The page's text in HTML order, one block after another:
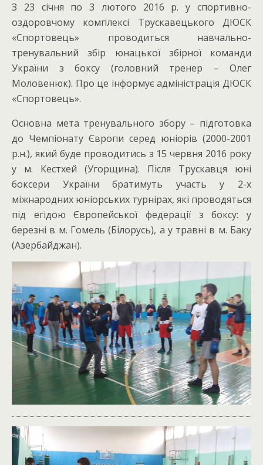
З 23 січня по 3 лютого 2016 р. у спортивно-
оздоровчому комплексі Трускавецького ДЮСК
«Спортовець» проводиться навчально-
тренувальний збір юнацької збірної команди
України з боксу (головний тренер – Олег
Моловенюк). Про це інформує адміністрація ДЮСК
«Спортовець».
Основна мета тренувального збору – підготовка
до Чемпіонату Європи серед юніорів (2000-2001
р.н.), який буде проводитись з 15 червня 2016 року
у м. Кестхей (Угорщина). Після Трускавця юні
боксери України братимуть участь у 2-х
міжнародних юніорських турнірах, які проводяться
під егідою Європейської федерації з боксу: у
березні в м. Гомель (Білорусь), а у травні в м. Баку
(Азербайджан).